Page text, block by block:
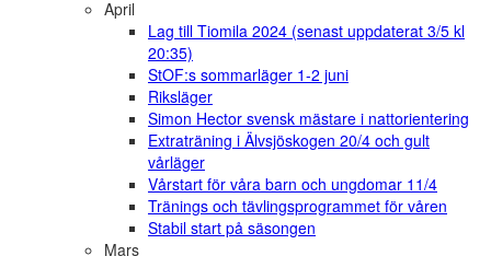
April
Lag till Tiomila 2024 (senast uppdaterat 3/5 kl
20:35)
StOF:s sommarläger 1-2 juni
Riksläger
Simon Hector svensk mästare i nattorientering
Extraträning i Älvsjöskogen 20/4 och gult
vårläger
Vårstart för våra barn och ungdomar 11/4
Tränings och tävlingsprogrammet för våren
Stabil start på säsongen
Mars